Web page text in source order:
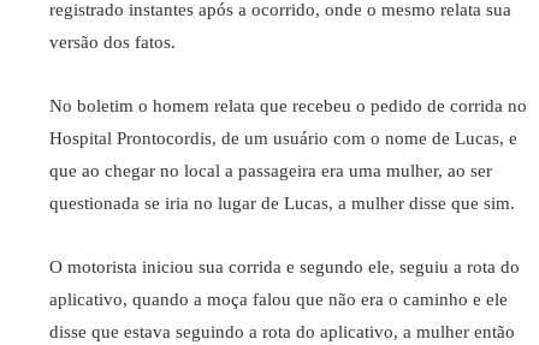
registrado instantes após a ocorrido, onde o mesmo relata sua
versão dos fatos.
No boletim o homem relata que recebeu o pedido de corrida no
Hospital Prontocordis, de um usuário com o nome de Lucas, e
que ao chegar no local a passageira era uma mulher, ao ser
questionada se iria no lugar de Lucas, a mulher disse que sim.
O motorista iniciou sua corrida e segundo ele, seguiu a rota do
aplicativo, quando a moça falou que não era o caminho e ele
disse que estava seguindo a rota do aplicativo, a mulher então